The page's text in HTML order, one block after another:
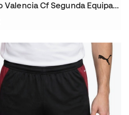
Conjunto Valencia Cf Segunda Equipación 2026-2027 Niño